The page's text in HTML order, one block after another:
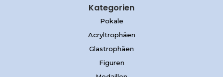
Kategorien
Pokale
Acryltrophäen
Glastrophäen
Figuren